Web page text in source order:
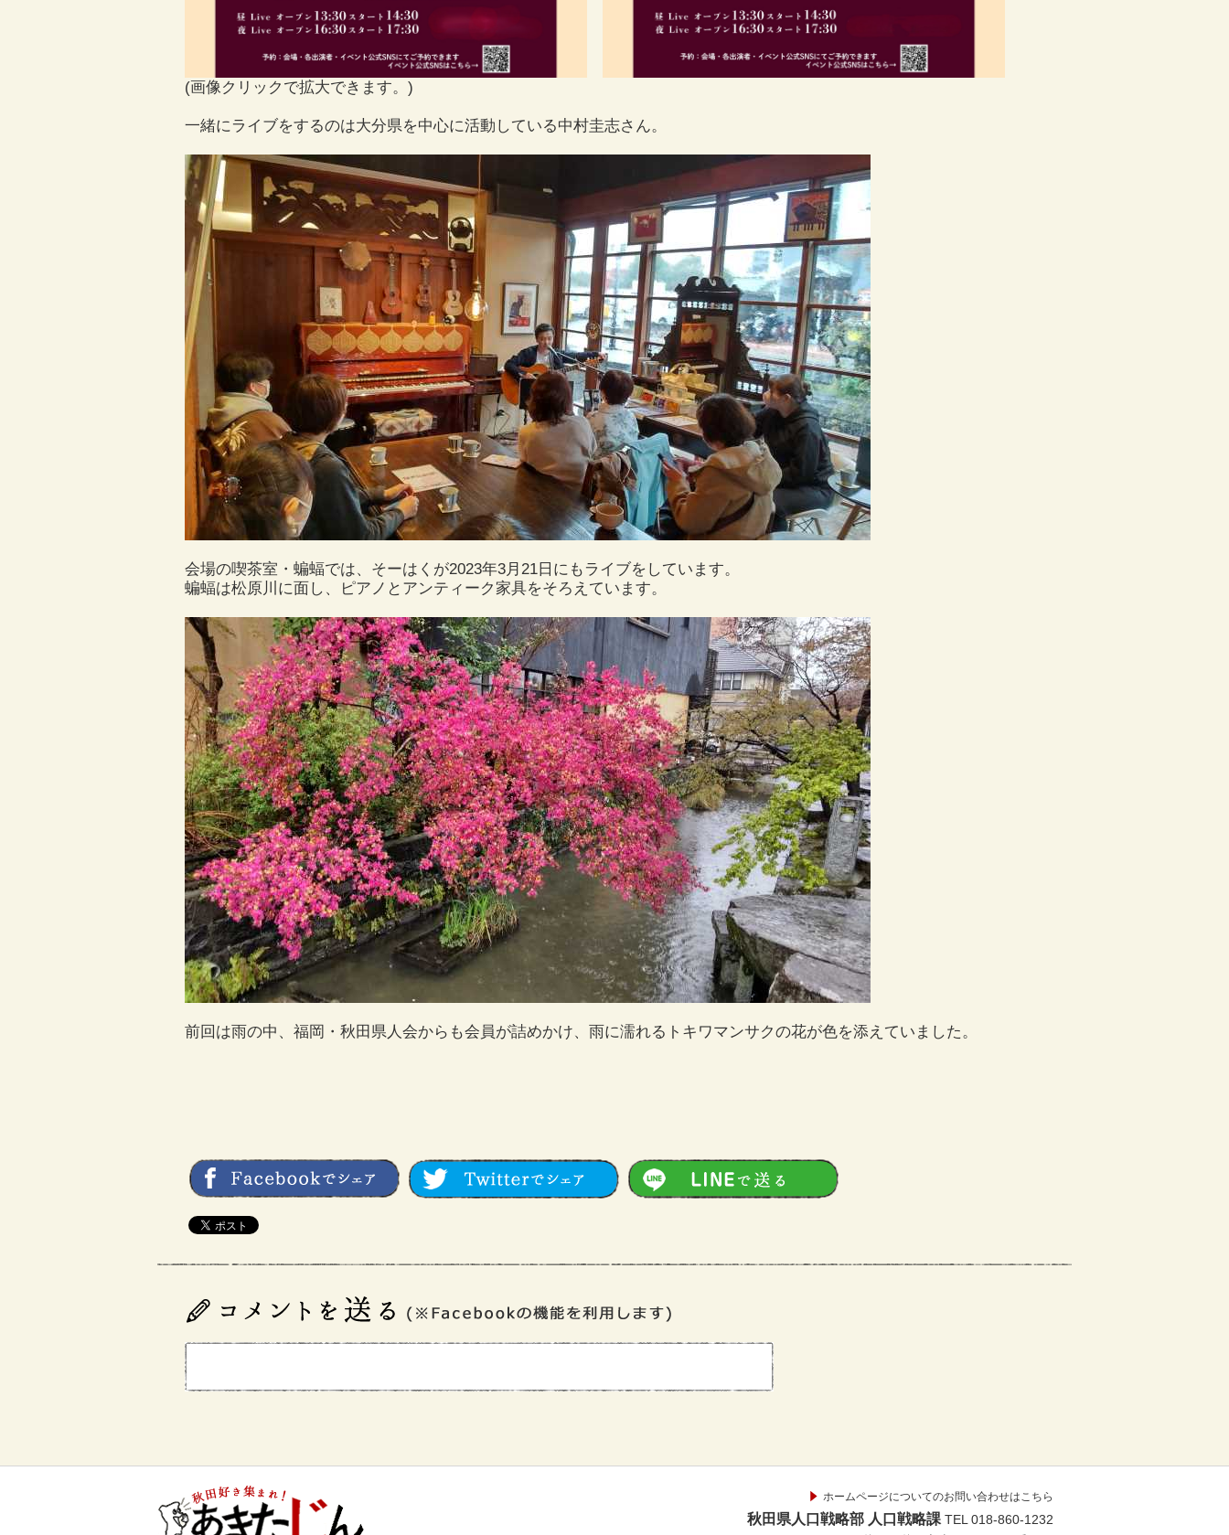
(画像クリックで拡大できます。)
一緒にライブをするのは大分県を中心に活動している中村圭志さん。
会場の喫茶室・蝙蝠では、そーはくが2023年3月21日にもライブをしています。
蝙蝠は松原川に面し、ピアノとアンティーク家具をそろえています。
前回は雨の中、福岡・秋田県人会からも会員が詰めかけ、雨に濡れるトキワマンサクの花が色を添えていました。
ホームページについてのお問い合わせはこちら
秋田県人口戦略部 人口戦略課 TEL 018-860-1232